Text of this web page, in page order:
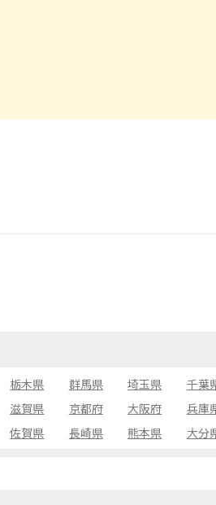
栃木県 群馬県 埼玉県 千葉
滋賀県 京都府 大阪府 兵庫
佐賀県 長崎県 熊本県 大分